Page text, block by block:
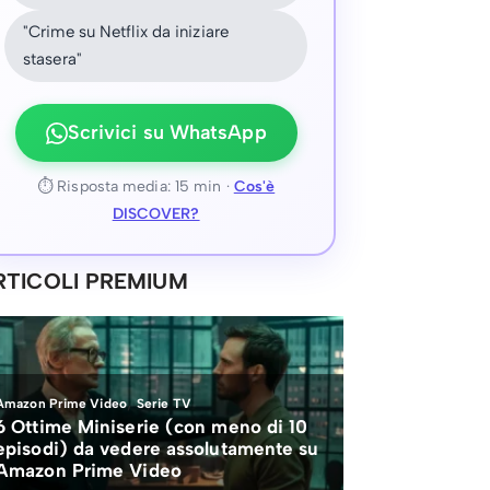
"Crime su Netflix da iniziare
stasera"
Scrivici su WhatsApp
⏱ Risposta media: 15 min · Cos'è
DISCOVER?
PREMIUM